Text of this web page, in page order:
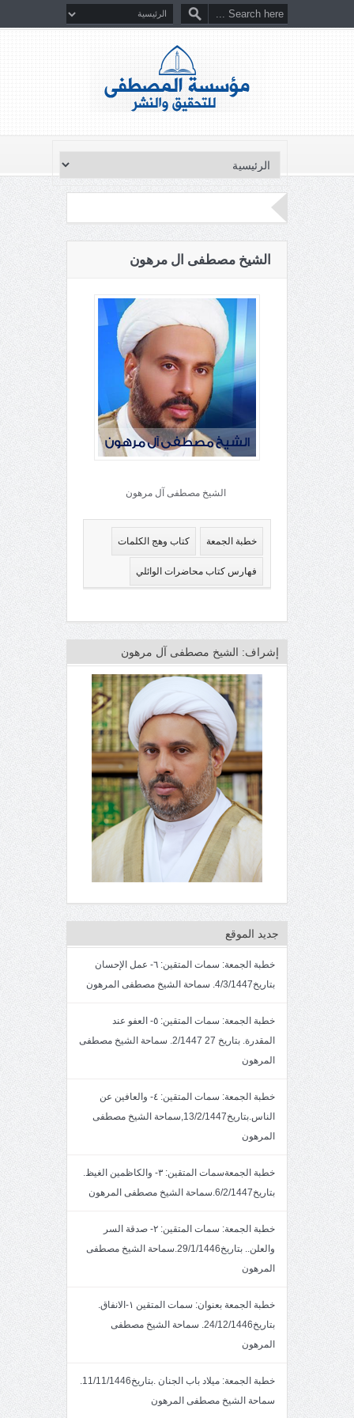
الشيخ مصطفى ال مرهون
الشيخ مصطفى آل مرهون
خطبة الجمعة كتاب وهج الكلمات
فهارس كتاب محاضرات الوائلي
إشراف: الشيخ مصطفى آل مرهون
جديد الموقع
خطبة الجمعة: سمات المتقين: ٦- عمل الإحسان
بتاريخ4/3/1447. سماحة الشيخ مصطفى المرهون
خطبة الجمعة: سمات المتقين: ٥- العفو عند
المقدرة. بتاريخ 27 2/1447. سماحة الشيخ مصطفى
المرهون
خطبة الجمعة: سمات المتقين: ٤- والعافين عن
الناس.بتاريخ13/2/1447,سماحة الشيخ مصطفى
المرهون
خطبة الجمعةسمات المتقين: ٣- والكاظمين الغيظ.
بتاريخ6/2/1447.سماحة الشيخ مصطفى المرهون
خطبة الجمعة: سمات المتقين: ٢- صدقة السر
والعلن.. بتاريخ29/1/1446.سماحة الشيخ مصطفى
المرهون
خطبة الجمعة بعنوان: سمات المتقين ١-الانفاق.
بتاريخ24/12/1446. سماحة الشيخ مصطفى
المرهون
خطبة الجمعة: ميلاد باب الجنان .بتاريخ11/11/1446.
سماحة الشيخ مصطفى المرهون